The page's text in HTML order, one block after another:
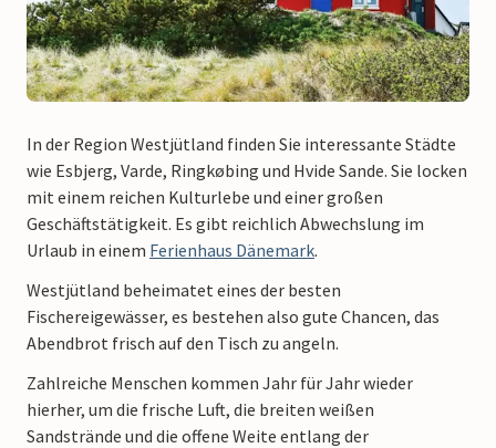
In der Region Westjütland finden Sie interessante Städte
wie Esbjerg, Varde, Ringkøbing und Hvide Sande. Sie locken
mit einem reichen Kulturlebe und einer großen
Geschäftstätigkeit. Es gibt reichlich Abwechslung im
Urlaub in einem Ferienhaus Dänemark.
Westjütland beheimatet eines der besten
Fischereigewässer, es bestehen also gute Chancen, das
Abendbrot frisch auf den Tisch zu angeln.
Zahlreiche Menschen kommen Jahr für Jahr wieder
hierher, um die frische Luft, die breiten weißen
Sandstrände und die offene Weite entlang der